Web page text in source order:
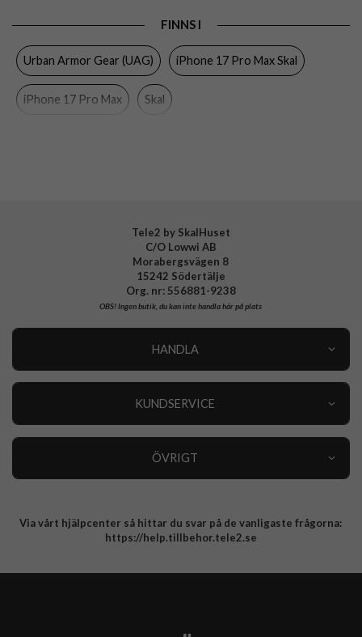
MagSafe-kompatibel, Stöttålig
Färg
Material Hårdplast (PC), Mjukplast (TPU)
Varumärke
FINNS I
Urban Armor Gear (UAG) iPhone 17 Pro Max Skal
iPhone 17 Pro Max Skal
Tele2 by SkalHuset
C/O Lowwi AB
Morabergsvägen 8
15242 Södertälje
Org. nr: 556881-9238
OBS!Ingen butik, du kan inte handla här på plats
HANDLA
KUNDSERVICE
ÖVRIGT
Integritetspolicy
Via vårt hjälpcenter så hittar du svar på de vanligaste frågorna:
https://help.tillbehor.tele2.se